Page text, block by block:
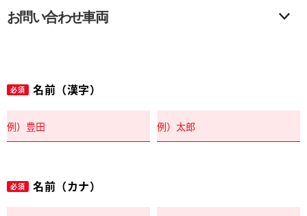
お問い合わせ車両
必須 名前（漢字）
必須 名前（カナ）